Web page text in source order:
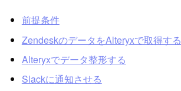
前提条件
ZendeskのデータをAlteryxで取得する
Alteryxでデータ整形する
Slackに通知させる